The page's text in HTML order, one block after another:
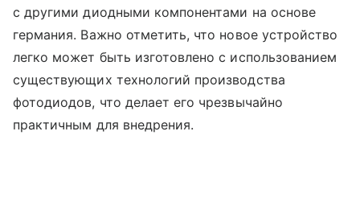
с другими диодными компонентами на основе
германия. Важно отметить, что новое устройство
легко может быть изготовлено с использованием
существующих технологий производства
фотодиодов, что делает его чрезвычайно
практичным для внедрения.